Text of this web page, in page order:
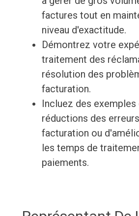
factures tout en
niveau d'exactitude.
Démontrez votre
traitement des
résolution des
facturation.
Incluez des
réductions des
facturation ou
les temps de
paiements.